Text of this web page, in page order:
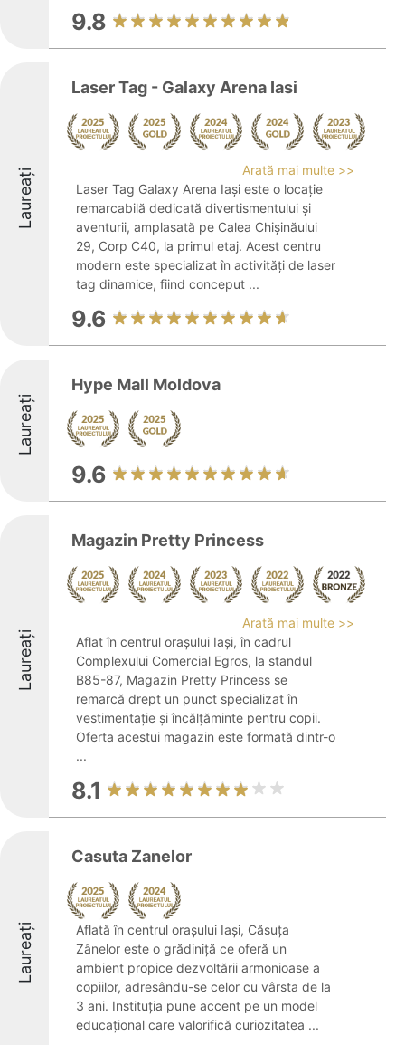
9.8
Laureați
Laser Tag - Galaxy Arena Iasi
Arată mai multe >>
Laser Tag Galaxy Arena Iași este o locație
remarcabilă dedicată divertismentului și
aventurii, amplasată pe Calea Chișinăului
29, Corp C40, la primul etaj. Acest centru
modern este specializat în activități de laser
tag dinamice, fiind conceput ...
9.6
Laureați
Hype Mall Moldova
9.6
Laureați
Magazin Pretty Princess
Arată mai multe >>
Aflat în centrul orașului Iași, în cadrul
Complexului Comercial Egros, la standul
B85-87, Magazin Pretty Princess se
remarcă drept un punct specializat în
vestimentație și încălțăminte pentru copii.
Oferta acestui magazin este formată dintr-o
...
8.1
Laureați
Casuta Zanelor
Aflată în centrul orașului Iași, Căsuța
Zânelor este o grădiniță ce oferă un
ambient propice dezvoltării armonioase a
copiilor, adresându-se celor cu vârsta de la
3 ani. Instituția pune accent pe un model
educațional care valorifică curiozitatea ...